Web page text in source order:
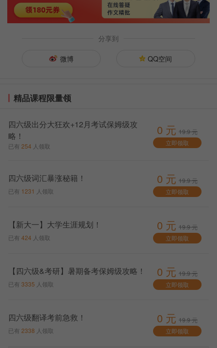
林省报名时间为9月11日6时至9月26日17时。
考生需要登录全国大学英语四、六级考试官网
（http://cet-bm.neea.edu.cn）进行注册和报名。报名后
需在规定时间内完成在线缴费，否则报名信息将被系统
复习计划：
方法： 严格计时做（一套阅读最好控制在40分钟
解错的长难句、做错的题目原因（是没定位到？还是没
看懂替换？）都搞懂。
分享到
微博 QQ空间
精品课程限量领
四六级出分大狂欢+12月考试保姆级攻
略！
已有 254 人领取
0 元 19.9 元
立即领取
四六级词汇暴涨秘籍！
已有 1231 人领取
0 元 19.9 元
立即领取
【新大一】大学生涯规划！
已有 424 人领取
0 元 19.9 元
立即领取
【四六级&考研】暑期备考保姆级攻略！
已有 3335 人领取
0 元 19.9 元
立即领取
四六级翻译考前急救！
已有 2338 人领取
0 元 19.9 元
立即领取